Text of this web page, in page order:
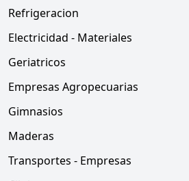
Refrigeracion
Electricidad - Materiales
Geriatricos
Empresas Agropecuarias
Gimnasios
Maderas
Transportes - Empresas